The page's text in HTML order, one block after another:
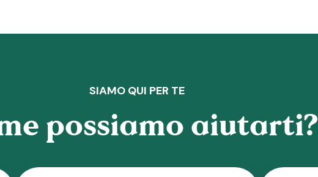
SIAMO QUI PER TE
possiamo aiutarti?